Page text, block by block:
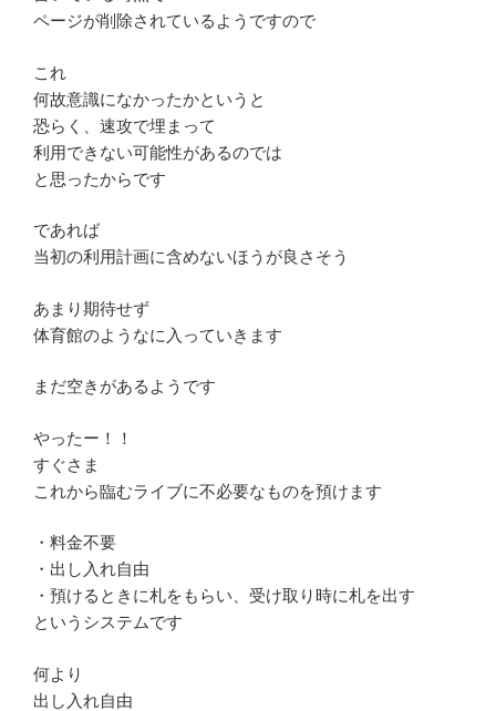
ページが削除されているようですので
これ
何故意識になかったかというと
恐らく、速攻で埋まって
利用できない可能性があるのでは
と思ったからです
であれば
当初の利用計画に含めないほうが良さそう
あまり期待せず
体育館のようなに入っていきます
まだ空きがあるようです
やったー！！
すぐさま
これから臨むライブに不必要なものを預けます
・料金不要
・出し入れ自由
・預けるときに札をもらい、受け取り時に札を出す
というシステムです
何より
出し入れ自由